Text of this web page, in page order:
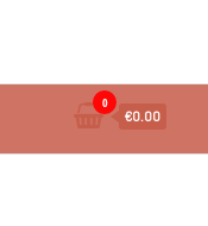
0
€0.00